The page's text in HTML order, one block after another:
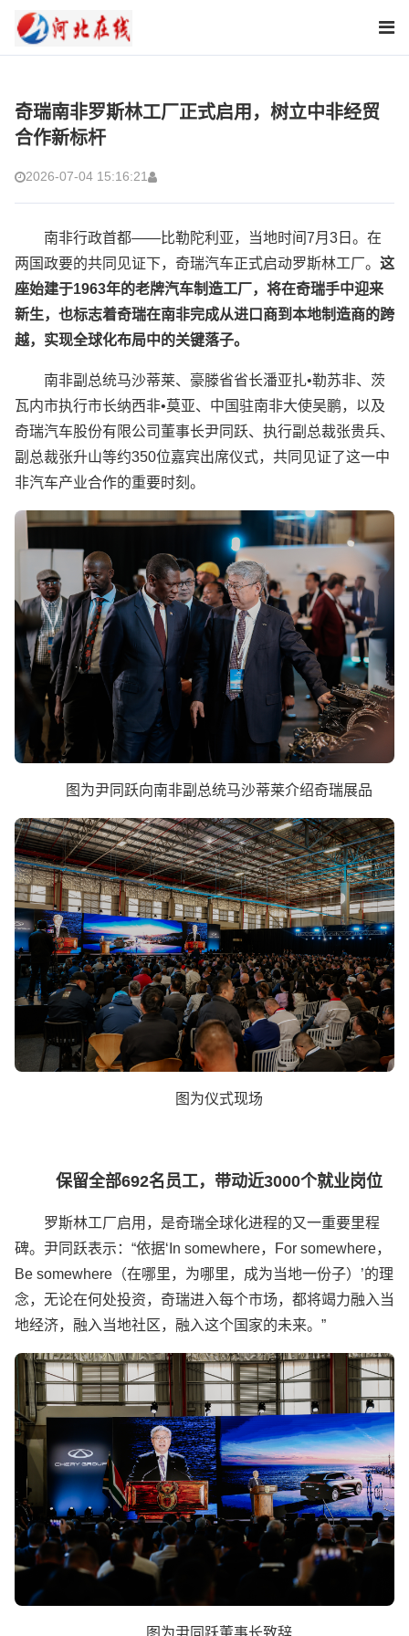
奇瑞南非罗斯林工厂正式启用，树立中非经贸
合作新标杆
2026-07-04 15:16:21
南非行政首都——比勒陀利亚，当地时间7月3日。在
两国政要的共同见证下，奇瑞汽车正式启动罗斯林工厂。 这
座始建于1963年的老牌汽车制造工厂， 将在奇瑞手中迎来
新生，也标志着奇瑞在南非完成从进口商到本地制造商的跨
越， 实现全球化布局中的关键落子。
南非副总统马沙蒂莱、豪滕省省长潘亚扎•勒苏非、茨
瓦内市执行市长纳西非•莫亚、中国驻南非大使吴鹏，以及
奇瑞汽车股份有限公司董事长尹同跃、执行副总裁张贵兵、
副总裁张升山等约350位嘉宾出席仪式，共同见证了这一中
非汽车产业合作的重要时刻。
图为尹同跃向南非副总统马沙蒂莱介绍奇瑞展品
图为仪式现场
保留全部692名员工，带动近3000个就业岗位
罗斯林工厂启用，是奇瑞全球化进程的又一重要里程
碑。尹同跃表示：“依据‘In somewhere，For somewhere，
Be somewhere（在哪里，为哪里，成为当地一份子）’的理
念，无论在何处投资，奇瑞进入每个市场，都将竭力融入当
地经济，融入当地社区，融入这个国家的未来。”
图为尹同跃董事长致辞